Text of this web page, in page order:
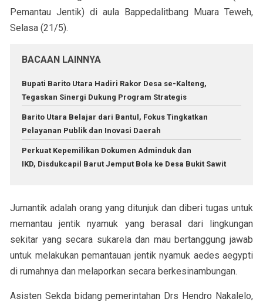
Pemantau Jentik) di aula Bappedalitbang Muara Teweh,
Selasa (21/5).
BACAAN LAINNYA
Bupati Barito Utara Hadiri Rakor Desa se-Kalteng,
Tegaskan Sinergi Dukung Program Strategis
Barito Utara Belajar dari Bantul, Fokus Tingkatkan
Pelayanan Publik dan Inovasi Daerah
Perkuat Kepemilikan Dokumen Adminduk dan
IKD, Disdukcapil Barut Jemput Bola ke Desa Bukit Sawit
Jumantik adalah orang yang ditunjuk dan diberi tugas untuk
memantau jentik nyamuk yang berasal dari lingkungan
sekitar yang secara sukarela dan mau bertanggung jawab
untuk melakukan pemantauan jentik nyamuk aedes aegypti
di rumahnya dan melaporkan secara berkesinambungan.
Asisten Sekda bidang pemerintahan Drs Hendro Nakalelo,